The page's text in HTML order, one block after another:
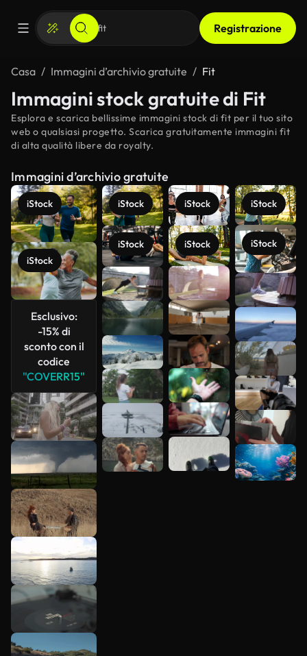
Registrazione
Casa Immagini d’archivio gratuite Fit
Immagini stock gratuite di Fit
Esplora e scarica bellissime immagini stock di fit per il tuo sito
web o qualsiasi progetto. Scarica gratuitamente immagini fit
di alta qualità libere da royalty.
Immagini d’archivio gratuite
iStock
iStock
Esclusivo:
-15% di
sconto con il
codice
"COVERR15"
iStock
iStock
iStock
iStock
iStock
iStock
Scopri di
più